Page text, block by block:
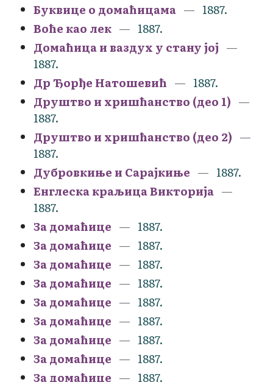
Буквице о домаћицама
1887.
Воће као лек
1887.
Домаћица и ваздух у стану јој
1887.
Др Ђорђе Натошевић
1887.
Друштво и хришћанство (део 1)
1887.
Друштво и хришћанство (део 2)
1887.
Дубровкиње и Сарајкиње
1887.
Енглеска краљица Викторија
1887.
За домаћице
1887.
За домаћице
1887.
За домаћице
1887.
За домаћице
1887.
За домаћице
1887.
За домаћице
1887.
За домаћице
1887.
За домаћице
1887.
За домаћице
1887.